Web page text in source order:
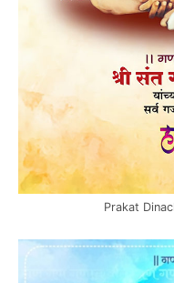
Prakat